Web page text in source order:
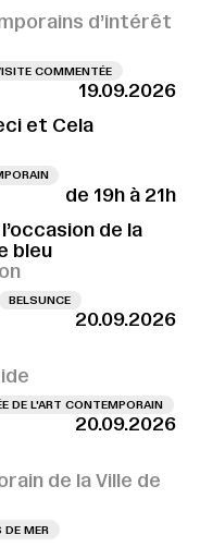
d’intérêt
COMMENTÉE
19.09.2026
et Cela
de 19h à 21h
de la
bleu
BELSUNCE
20.09.2026
DE L'ART CONTEMPORAIN
20.09.2026
de la Ville de
DE MER